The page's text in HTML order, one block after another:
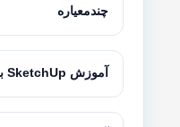
چندمعیاره
آموزش SketchUp برای مدل‌سازی سه‌بعدی